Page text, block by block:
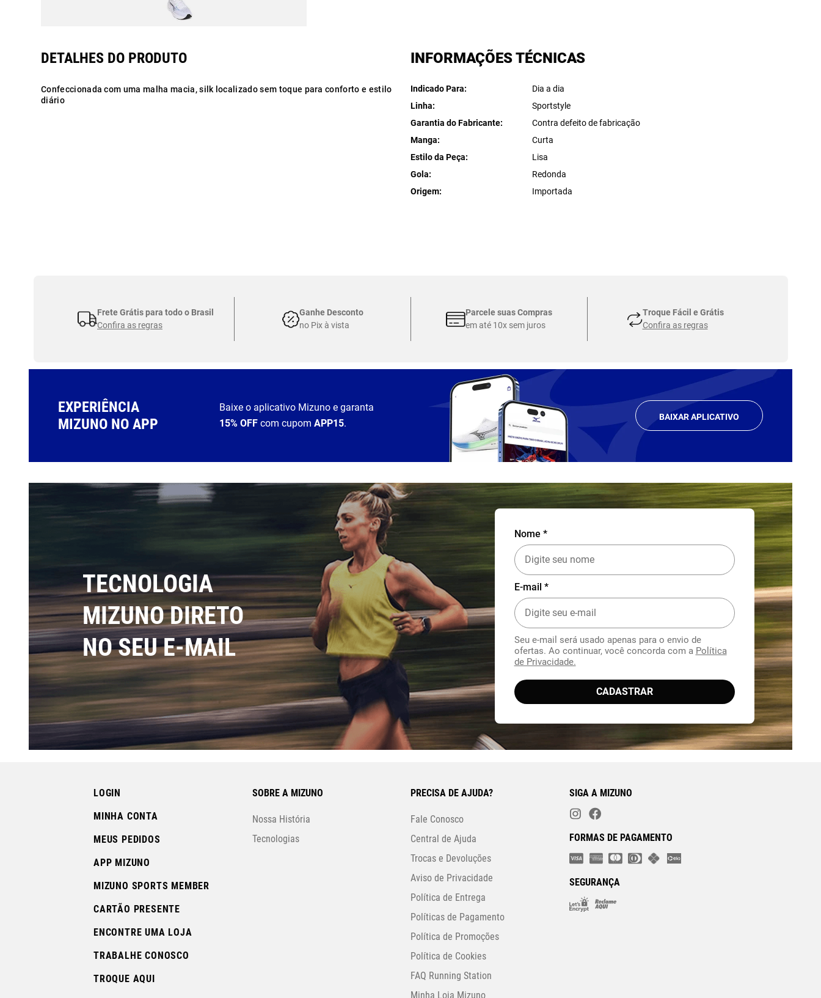
Confeccionada com uma malha macia, silk localizado sem toque para conforto e estilo
diário
INFORMAÇÕES TÉCNICAS
Indicado Para
Dia a dia
Linha
Sportstyle
Garantia do Fabricante
Contra defeito de fabricação
Manga
Curta
Estilo da Peça
Lisa
Gola
Redonda
Origem
Importada
Frete Grátis para todo o Brasil
Confira as regras
Ganhe Desconto
no Pix à vista
Parcele suas Compras
em até 10x sem juros
Troque Fácil e Grátis
Confira as regras
EXPERIÊNCIA
MIZUNO NO APP
Baixe o aplicativo Mizuno e garanta
15% OFF com cupomAPP15.
BAIXAR APLICATIVO
TECNOLOGIA
MIZUNO DIRETO
NO SEU E-MAIL
Nome *
E-mail *
Seu e-mail será usado apenas para o envio de
ofertas. Ao continuar, você concorda com a Política
de Privacidade.
CADASTRAR
LOGIN
MINHA CONTA
MEUS PEDIDOS
APP MIZUNO
MIZUNO SPORTS MEMBER
CARTÃO PRESENTE
ENCONTRE UMA LOJA
TRABALHE CONOSCO
TROQUE AQUI
SOBRE A MIZUNO
Nossa História
Tecnologias
PRECISA DE AJUDA?
Fale Conosco
Central de Ajuda
Trocas e Devoluções
Aviso de Privacidade
Política de Entrega
Políticas de Pagamento
Política de Promoções
Política de Cookies
FAQ Running Station
Minha Loja Mizuno
SIGA A MIZUNO
FORMAS DE PAGAMENTO
SEGURANÇA